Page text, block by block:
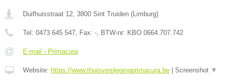
Duifhuisstraat 12, 3800 Sint Truiden (Limburg)
Tel: 0473 645 547, Fax: -, BTW-nr: KBO 0664.707.742
E-mail › Primacura
Website: https://www.thuisverplegingprimacura.be Screenshot ▼